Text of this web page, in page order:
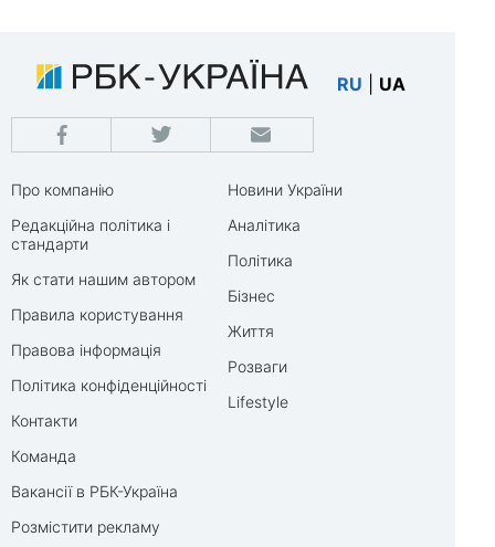
RU UA
Про компанію
Редакційна політика і
стандарти
Як стати нашим автором
Правила користування
Правова інформація
Політика конфіденційності
Контакти
Команда
Вакансії в РБК-Україна
Розмістити рекламу
Новини України
Аналітика
Політика
Бізнес
Життя
Розваги
Lifestyle